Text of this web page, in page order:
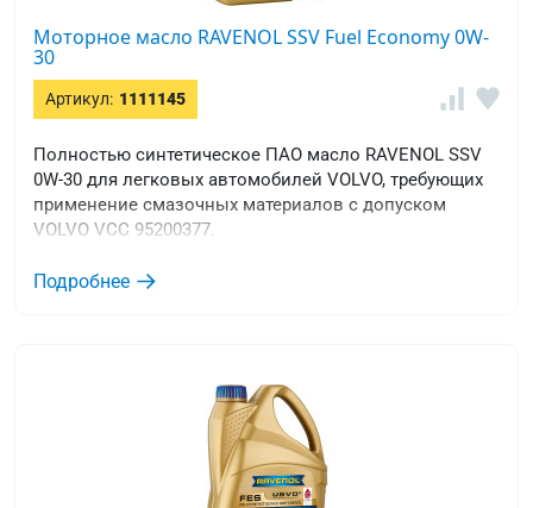
Моторное масло RAVENOL SSV Fuel Economy 0W-
30
Артикул: 1111145
Полностью синтетическое ПАО масло RAVENOL SSV
0W-30 для легковых автомобилей VOLVO, требующих
применение смазочных материалов с допуском
VOLVO VCC 95200377.
Подробнее